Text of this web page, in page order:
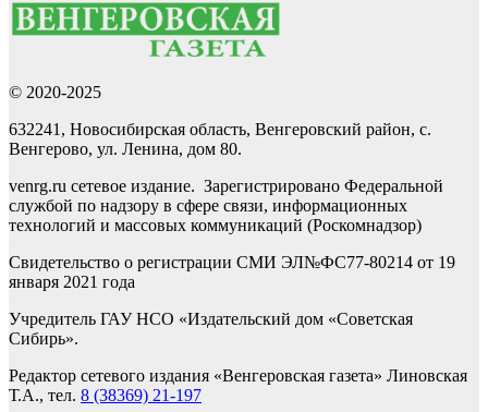
© 2020-2025
632241, Новосибирская область, Венгеровский район, с.
Венгерово, ул. Ленина, дом 80.
venrg.ru сетевое издание. Зарегистрировано Федеральной
службой по надзору в сфере связи, информационных
технологий и массовых коммуникаций (Роскомнадзор)
Свидетельство о регистрации СМИ ЭЛ№ФС77-80214 от 19
января 2021 года
Учредитель ГАУ НСО «Издательский дом «Советская
Сибирь».
Редактор сетевого издания «Венгеровская газета» Линовская
Т.А., тел. 8 (38369) 21-197